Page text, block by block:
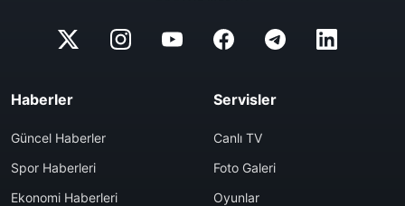
Haberler
Güncel Haberler
Spor Haberleri
Ekonomi Haberleri
Servisler
Canlı TV
Foto Galeri
Oyunlar